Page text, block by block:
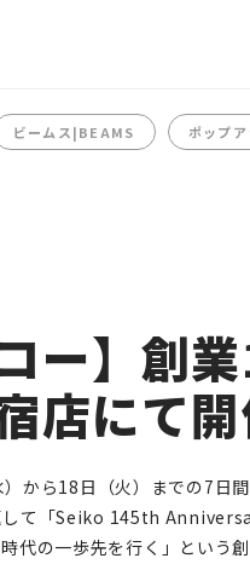
ビームス|BEAMS ポップ
コー】創
店にて
から18日（火）までの7日
て「Seiko 145th
代の一歩先を行く」という